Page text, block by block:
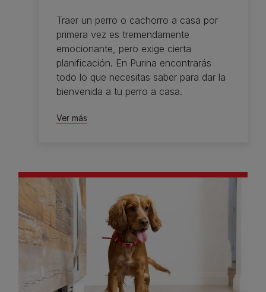
Traer un perro o cachorro a casa por
primera vez es tremendamente
emocionante, pero exige cierta
planificación. En Purina encontrarás
todo lo que necesitas saber para dar la
bienvenida a tu perro a casa.
Ver más